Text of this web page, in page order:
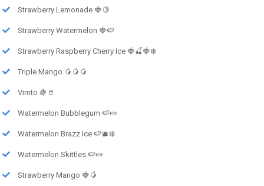
Strawberry Lemonade 🍓🍋
Strawberry Watermelon 🍓🍉
Strawberry Raspberry Cherry Ice 🍓🍒🍓❄️
Triple Mango 🥭🥭🥭
Vimto 🍇🥤
Watermelon Bubblegum 🍉🍬
Watermelon Brazz Ice 🍉🫐❄️
Watermelon Skittles 🍉🍬
Strawberry Mango 🍓🥭